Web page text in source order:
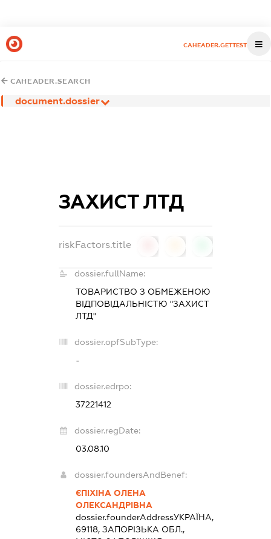
CAHEADER.GETTEST
CAHEADER.SEARCH
document.dossier
ЗАХИСТ ЛТД
riskFactors.title
dossier.fullName:
ТОВАРИСТВО З ОБМЕЖЕНОЮ
ВІДПОВІДАЛЬНІСТЮ "ЗАХИСТ
ЛТД"
dossier.opfSubType:
-
dossier.edrpo:
37221412
dossier.regDate:
03.08.10
dossier.foundersAndBenef:
ЄПІХІНА ОЛЕНА
ОЛЕКСАНДРІВНА
dossier.founderAddressУКРАЇНА,
69118, ЗАПОРІЗЬКА ОБЛ.,